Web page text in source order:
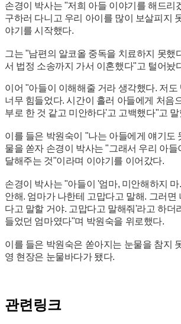
손경이 박사는 "저희 아들 이야기를 해드리
구하러 다니고 우리 아이를 많이 보살피지
야기를 시작했다.
그는 "남편의 알코올 중독을 치료하지 못했
서 법정 소송까지 가서 이혼했다"고 털어놨
이어 "아들이 이해해줄 거라 생각했다. 저도
너무 힘들었다. 시간이 흘러 아들에게 처음
부로 한 것 같고 미안하다'고 고백했다"고 말
이를 들은 박원숙이 "나는 아들에게 얘기도
물을 쏟자 손경이 박사는 "그래서 우리 아들
달해주는 것"이라며 이야기를 이어갔다.
손경이 박사는 "아들이 '엄마, 미안해하지 마
안해. 엄마가 나한테 고맙다고 말해. 그러면
다고 말할 거야. 고맙다고 말해줘'라고 하더
들었던 엄마였다"며 박원숙을 위로했다.
이를 들은 박원숙은 쏟아지는 눈물을 참지
영 현장은 눈물바다가 됐다.
관련링크